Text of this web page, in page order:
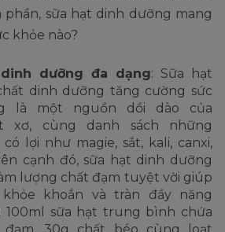
sữa hạt dinh dưỡng mang
khỏe nào?
dưỡng đa dạng: Sữa hạt
dinh dưỡng tăng cường sức
là một nguồn dồi dào của
xơ, cùng danh sách những
lợi như magie, sắt, kali, canxi,
cạnh đó, sữa hạt dinh dưỡng
lượng chất đạm tuyệt vời giúp
khoắn và tràn đầy năng
100ml sữa hạt trung bình chứa
đạm, 30g chất béo cùng loạt